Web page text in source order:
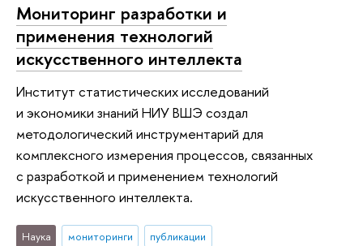
Мониторинг разработки и
применения технологий
искусственного интеллекта
Институт статистических исследований
и экономики знаний НИУ ВШЭ создал
методологический инструментарий для
комплексного измерения процессов, связанных
с разработкой и применением технологий
искусственного интеллекта.
Наука мониторинги
публикации